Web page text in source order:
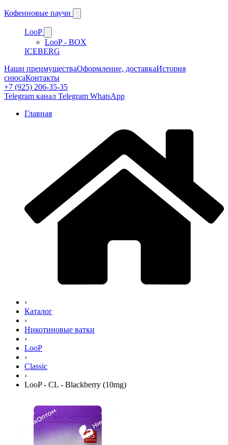
Кофеиновые паучи
LooP
LooP - BOX
ICEBERG
Наши преимуществаОформление, доставкаИстория
снюсаКонтакты
+7 (925) 206-35-35
Telegram канал Telegram WhatsApp
Главная
›
Каталог
›
Никотиновые ватки
›
LooP
›
Classic
›
LooP - CL - Blackberry (10mg)